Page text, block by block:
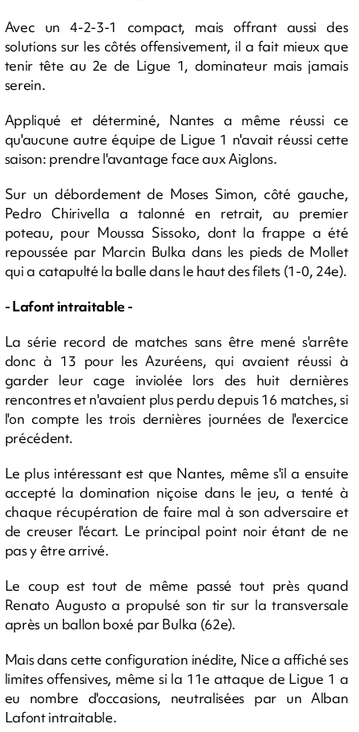
Avec un 4-2-3-1 compact, mais offrant aussi des
solutions sur les côtés offensivement, il a fait mieux que
tenir tête au 2e de Ligue 1, dominateur mais jamais
serein.
Appliqué et déterminé, Nantes a même réussi ce
qu'aucune autre équipe de Ligue 1 n'avait réussi cette
saison: prendre l'avantage face aux Aiglons.
Sur un débordement de Moses Simon, côté gauche,
Pedro Chirivella a talonné en retrait, au premier
poteau, pour Moussa Sissoko, dont la frappe a été
repoussée par Marcin Bulka dans les pieds de Mollet
qui a catapulté la balle dans le haut des filets (1-0, 24e).
- Lafont intraitable -
La série record de matches sans être mené s'arrête
donc à 13 pour les Azuréens, qui avaient réussi à
garder leur cage inviolée lors des huit dernières
rencontres et n'avaient plus perdu depuis 16 matches, si
l'on compte les trois dernières journées de l'exercice
précédent.
Le plus intéressant est que Nantes, même s'il a ensuite
accepté la domination niçoise dans le jeu, a tenté à
chaque récupération de faire mal à son adversaire et
de creuser l'écart. Le principal point noir étant de ne
pas y être arrivé.
Le coup est tout de même passé tout près quand
Renato Augusto a propulsé son tir sur la transversale
après un ballon boxé par Bulka (62e).
Mais dans cette configuration inédite, Nice a affiché ses
limites offensives, même si la 11e attaque de Ligue 1 a
eu nombre d'occasions, neutralisées par un Alban
Lafont intraitable.